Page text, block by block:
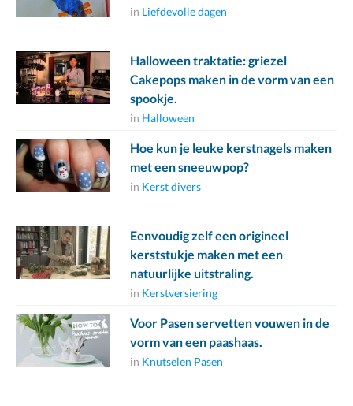
in Liefdevolle dagen
Halloween traktatie: griezel
Cakepops maken in de vorm van een
spookje.
in Halloween
Hoe kun je leuke kerstnagels maken
met een sneeuwpop?
in Kerst divers
Eenvoudig zelf een origineel
kerststukje maken met een
natuurlijke uitstraling.
in Kerstversiering
Voor Pasen servetten vouwen in de
vorm van een paashaas.
in Knutselen Pasen